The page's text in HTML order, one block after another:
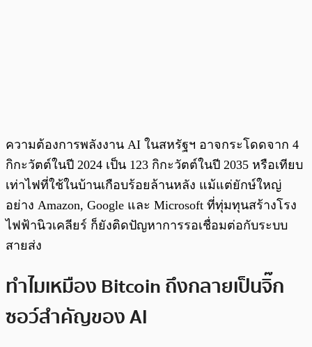
ความต้องการพลังงาน AI ในสหรัฐฯ อาจกระโดดจาก 4
กิกะวัตต์ในปี 2024 เป็น 123 กิกะวัตต์ในปี 2035 หรือเทียบ
เท่าไฟที่ใช้ในบ้านเกือบร้อยล้านหลัง แม้แต่ยักษ์ใหญ่
อย่าง Amazon, Google และ Microsoft ที่ทุ่มทุนสร้างโรง
ไฟฟ้านิวเคลียร์ ก็ยังติดปัญหาการรอเชื่อมต่อกับระบบ
สายส่ง
ทำไมเหมือง Bitcoin ถึงกลายเป็นจิ๊ก
ซอว์สำคัญของ AI